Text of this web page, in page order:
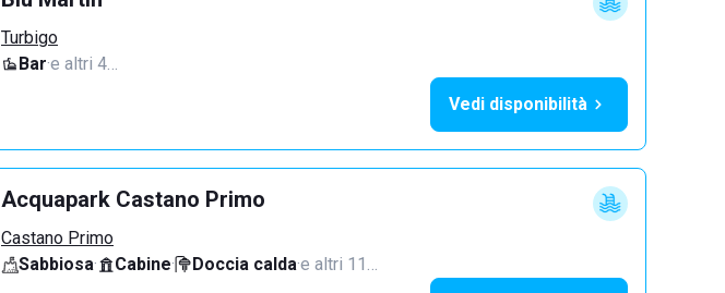
Turbigo
Bar·e altri 4…
Vedi disponibilità
Acquapark Castano Primo
Castano Primo
Sabbiosa· Cabine· Doccia calda·e altri 11…